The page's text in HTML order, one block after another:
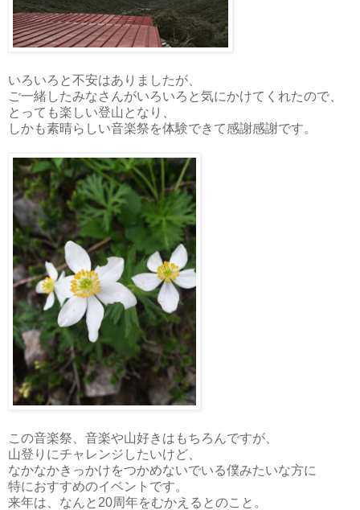
いろいろと不安はありましたが、
ご一緒したみなさんがいろいろと気にかけてくれたので、
とっても楽しい登山となり、
しかも素晴らしい音楽祭を体験できて感謝感謝です。
この音楽祭、音楽や山好きはもちろんですが、
山登りにチャレンジしたいけど、
なかなかきっかけをつかめないでいる僕みたいな方に
特におすすめのイベントです。
来年は、なんと20周年をむかえるとのこと。